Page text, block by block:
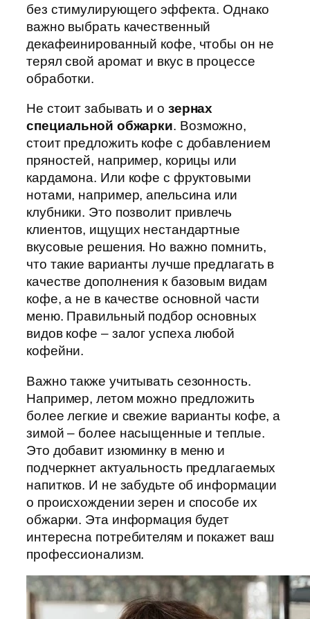
без стимулирующего эффекта. Однако
важно выбрать качественный
декафеинированный кофе, чтобы он не
терял свой аромат и вкус в процессе
обработки.
Не стоит забывать и о зернах
специальной обжарки. Возможно,
стоит предложить кофе с добавлением
пряностей, например, корицы или
кардамона. Или кофе с фруктовыми
нотами, например, апельсина или
клубники. Это позволит привлечь
клиентов, ищущих нестандартные
вкусовые решения. Но важно помнить,
что такие варианты лучше предлагать в
качестве дополнения к базовым видам
кофе, а не в качестве основной части
меню. Правильный подбор основных
видов кофе – залог успеха любой
кофейни.
Важно также учитывать сезонность.
Например, летом можно предложить
более легкие и свежие варианты кофе, а
зимой – более насыщенные и теплые.
Это добавит изюминку в меню и
подчеркнет актуальность предлагаемых
напитков. И не забудьте об информации
о происхождении зерен и способе их
обжарки. Эта информация будет
интересна потребителям и покажет ваш
профессионализм.